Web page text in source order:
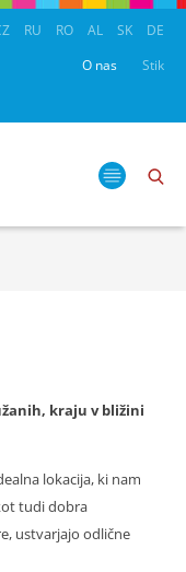
RU RO AL SK
DE
O nas
Stik
kraju v bližini
lokacija, ki nam
tudi dobra
ustvarjajo odlične